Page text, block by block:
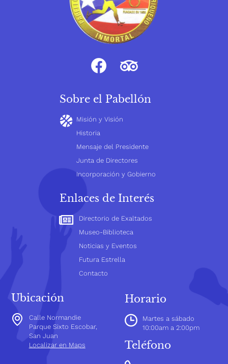
Sobre el Pabellón
Misión y Visión
Historia
Mensaje del Presidente
Junta de Directores
Incorporación y Gobierno
Enlaces de Interés
Directorio de Exaltados
Museo-Biblioteca
Noticias y Eventos
Futura Estrella
Contacto
Ubicación
Calle Normandie
Parque Sixto Escobar,
San Juan
Localizar en Maps
Horario
Martes a sábado
10:00am a 2:00pm
Teléfono